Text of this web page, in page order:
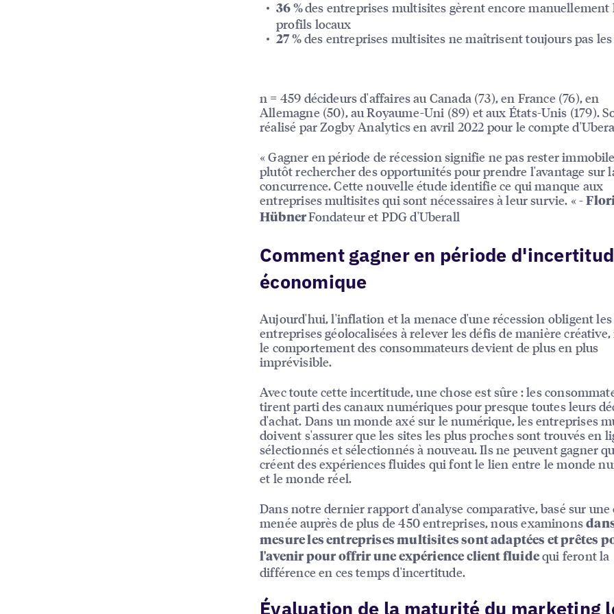
36 %des entreprises multisites gèrent encore manuellement
profils locaux
27 %des entreprises multisites ne maîtrisent toujours pas les
n = 459 décideurs d'affaires au Canada (73), en France (76), en
Allemagne (50), au Royaume-Uni (89) et aux États-Unis (179).
réalisé par Zogby Analytics en avril 2022 pour le compte
« Gagner en période de récession signifie ne pas rester
plutôt rechercher des opportunités pour prendre l'avantage sur
concurrence. Cette nouvelle étude identifie ce qui manque aux
entreprises multisites qui sont nécessaires à leur survie. « -
HübnerFondateur et PDG d'Uberall
Comment gagner en période
économique
Aujourd'hui, l'inflation et la menace d'une récession obligent les
entreprises géolocalisées à relever les défis de manière
le comportement des consommateurs devient de plus en plus
imprévisible.
Avec toute cette incertitude, une chose est sûre : les
tirent parti des canaux numériques pour presque toutes leurs
d'achat. Dans un monde axé sur le numérique, les entreprises
doivent s'assurer que les sites les plus proches sont trouvés en
sélectionnés et sélectionnés à nouveau. Ils ne peuvent gagner
créent des expériences fluides qui font le lien entre le monde
et le monde réel.
Dans notre dernier rapport d'analyse comparative, basé sur une
menée auprès de plus de 450 entreprises, nous examinons
mesure les entreprises multisites sont adaptées et prêtes
l'avenir pour offrir une expérience client fluidequi feront la
différence en ces temps d'incertitude.
Évaluation de la maturité du marketing